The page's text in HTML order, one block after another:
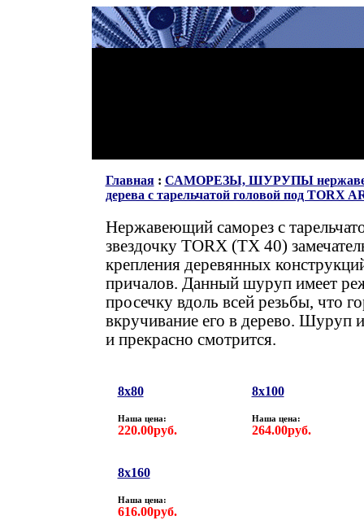
Главная: САМОРЕЗЫ, ШУРУПЫ
дерева с тарельчатой головой под TORX
Нержавеющий саморез с
звездочку TORX (TX 40)
крепления деревянных
причалов. Данный шуруп имеет
просечку вдоль всей резьбы, что
вкручивание его в дерево. Шуруп
и прекрасно смотрится.
8х80
Наша цена:
220.00руб.
8х100
Наша цена:
264.00руб.
8х160
Наша цена:
616.00руб.